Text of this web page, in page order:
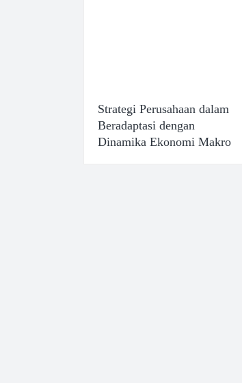
Strategi Perusahaan dalam
Beradaptasi dengan
Dinamika Ekonomi Makro